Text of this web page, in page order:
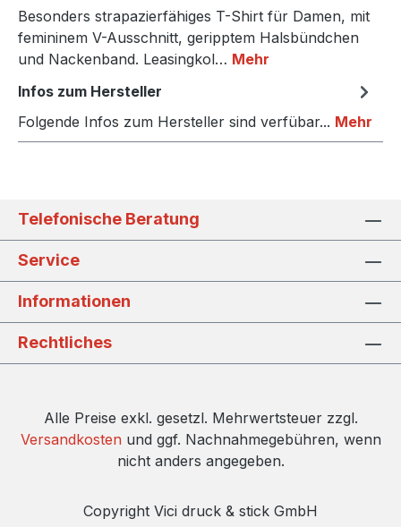
Besonders strapazierfähiges T-Shirt für Damen, mit
femininem V-Ausschnitt, geripptem Halsbündchen
und Nackenband. Leasingkol… Mehr
Infos zum Hersteller
Folgende Infos zum Hersteller sind verfübar... Mehr
Telefonische Beratung
Service
Informationen
Rechtliches
Alle Preise exkl. gesetzl. Mehrwertsteuer zzgl.
Versandkosten und ggf. Nachnahmegebühren, wenn
nicht anders angegeben.
Copyright Vici druck & stick GmbH